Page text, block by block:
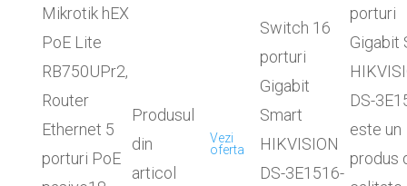
Mikrotik hEX
PoE Lite
RB750UPr2,
Router
Ethernet 5
porturi PoE
Produsul
din
articol
Vezi
oferta
Switch 16
porturi
Gigabit
Smart
HIKVISION
DS-3E1516-
porturi
Gigabit
DS-
este un
produs